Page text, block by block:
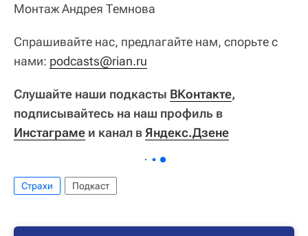
Монтаж Андрея Темнова
Спрашивайте нас, предлагайте нам, спорьте с
нами: podcasts@rian.ru
Слушайте наши подкасты ВКонтакте,
подписывайтесь на наш профиль в
Инстаграме и канал в Яндекс.Дзене
Страхи Подкаст